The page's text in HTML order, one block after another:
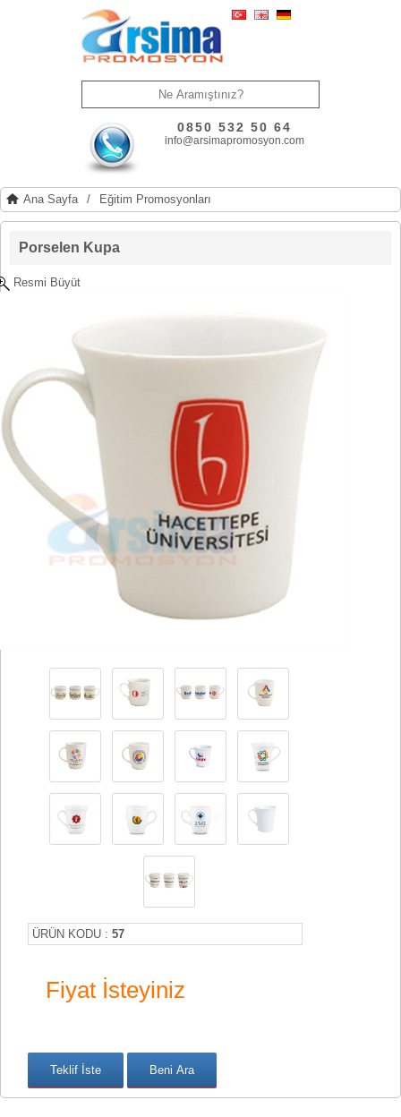
0850 532 50 64
info@arsimapromosyon.com
Ana Sayfa / Eğitim Promosyonları
Porselen Kupa
Resmi Büyüt
ÜRÜN KODU : 57
Fiyat İsteyiniz